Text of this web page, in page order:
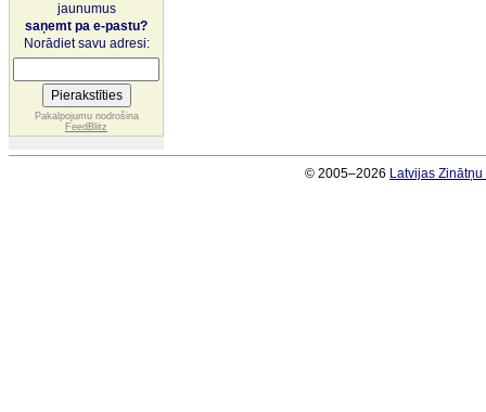
jaunumus
saņemt pa e-pastu?
Norādiet savu adresi:
Pakalpojumu nodrošina
FeedBlitz
© 2005–2026 Latvijas